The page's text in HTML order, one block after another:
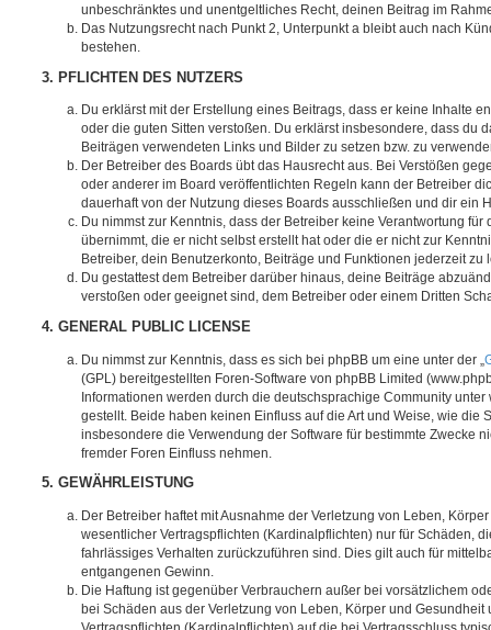
unbeschränktes und unentgeltliches Recht, deinen Beitrag im
Das Nutzungsrecht nach Punkt 2, Unterpunkt a bleibt auch nach
bestehen.
3. PFLICHTEN DES NUTZERS
Du erklärst mit der Erstellung eines Beitrags, dass er keine Inhalte
oder die guten Sitten verstoßen. Du erklärst insbesondere, dass du
Beiträgen verwendeten Links und Bilder zu setzen bzw. zu
Der Betreiber des Boards übt das Hausrecht aus. Bei Verstößen
oder anderer im Board veröffentlichten Regeln kann der Betreiber
dauerhaft von der Nutzung dieses Boards ausschließen und dir ein
Du nimmst zur Kenntnis, dass der Betreiber keine Verantwortung für
übernimmt, die er nicht selbst erstellt hat oder die er nicht zur
Betreiber, dein Benutzerkonto, Beiträge und Funktionen jederzeit zu
Du gestattest dem Betreiber darüber hinaus, deine Beiträge
verstoßen oder geeignet sind, dem Betreiber oder einem Dritten
4. GENERAL PUBLIC LICENSE
Du nimmst zur Kenntnis, dass es sich bei phpBB um eine unter der „
(GPL) bereitgestellten Foren-Software von phpBB Limited
Informationen werden durch die deutschsprachige Community unter
gestellt. Beide haben keinen Einfluss auf die Art und Weise, wie die
insbesondere die Verwendung der Software für bestimmte Zwecke
fremder Foren Einfluss nehmen.
5. GEWÄHRLEISTUNG
Der Betreiber haftet mit Ausnahme der Verletzung von Leben,
wesentlicher Vertragspflichten (Kardinalpflichten) nur für Schäden,
fahrlässiges Verhalten zurückzuführen sind. Dies gilt auch für
entgangenen Gewinn.
Die Haftung ist gegenüber Verbrauchern außer bei vorsätzlichem
bei Schäden aus der Verletzung von Leben, Körper und